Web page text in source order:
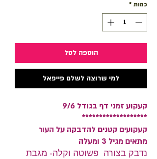
כמות *
הוספה לסל
למי שרוצה לשלם פייפאל
קעקוע זמני דף בגודל 9/6
*******************
קעקועים קטנים להדבקה על העור
מתאים מגיל 3 ומעלה
נדבק בצורה פשוטה וקלה- מגבת